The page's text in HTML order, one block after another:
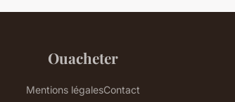
Ouacheter
Mentions légalesContact